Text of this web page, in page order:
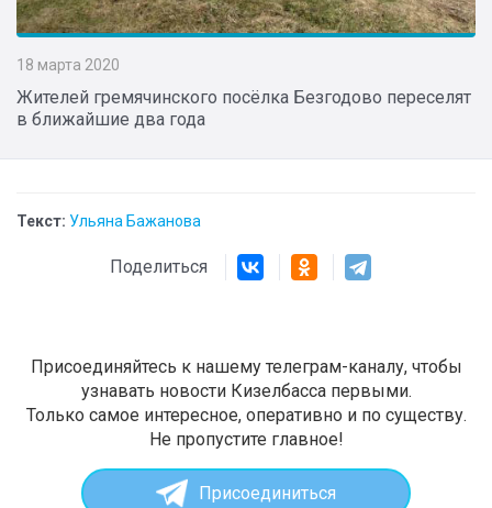
18 марта 2020
Жителей гремячинского посёлка Безгодово переселят
в ближайшие два года
Текст: Ульяна Бажанова
Поделиться
Присоединяйтесь к нашему телеграм-каналу, чтобы
узнавать новости Кизелбасса первыми.
Только самое интересное, оперативно и по существу.
Не пропустите главное!
Присоединиться